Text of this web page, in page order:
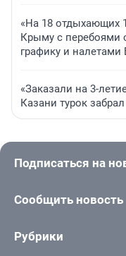
«На 18 отдыхающих
Крыму с перебоями
графику и
«Заказали на 3-
Казани турок
Подписаться на
Сообщить новость
Рубрики